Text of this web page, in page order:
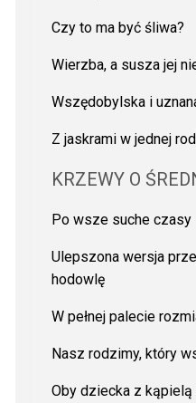
Czy to ma być śliwa?
Wierzba, a susza jej
Wszędobylska i
Z jaskrami w jednej
KRZEWY O
Po wsze suche czasy
Ulepszona wersja
hodowlę
W pełnej palecie
Nasz rodzimy, który
Oby dziecka z kąpielą